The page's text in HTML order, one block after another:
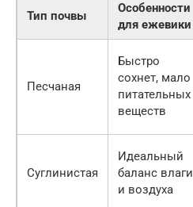
Тип почвы
Особенности
для ежевики
Песчаная
Быстро
сохнет, мало
питательных
веществ
Суглинистая
Идеальный
баланс влаги
и воздуха